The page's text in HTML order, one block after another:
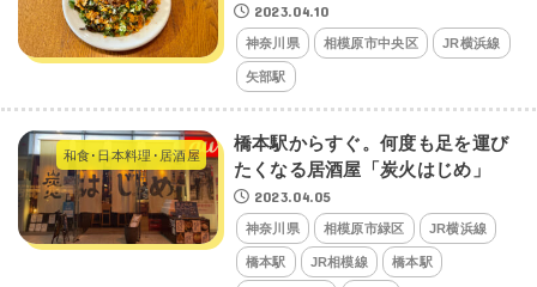
2023.04.10
神奈川県 相模原市中央区 JR横浜線
矢部駅
和食･日本料理･居酒屋
橋本駅からすぐ。何度も足を運び
たくなる居酒屋「炭火はじめ」
2023.04.05
神奈川県 相模原市緑区 JR横浜線
橋本駅 JR相模線 橋本駅